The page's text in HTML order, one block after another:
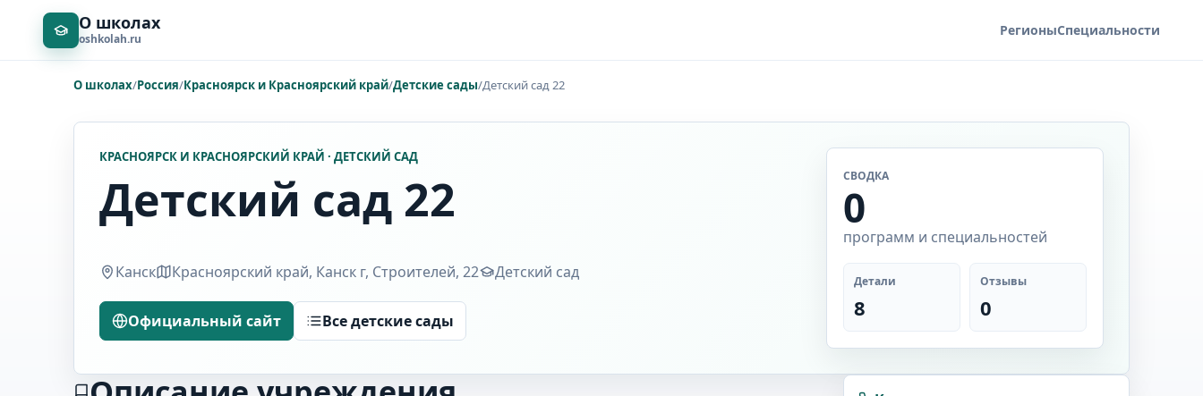
О школах
oshkolah.ru РегионыСпециальности
О школах/Россия/Красноярск и Красноярский край/Детские сады/Детский сад 22
КРАСНОЯРСК И КРАСНОЯРСКИЙ КРАЙ · ДЕТСКИЙ САД
Детский сад 22
Канск Красноярский край, Канск г, Строителей, 22 Детский сад
Официальный сайт Все детские сады
СВОДКА
0
программ и специальностей
Детали
8
Отзывы
0